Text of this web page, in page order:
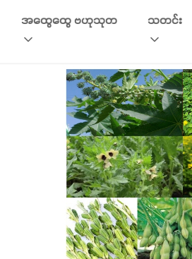
အထွေထွေ ဗဟုသုတ သတင်း